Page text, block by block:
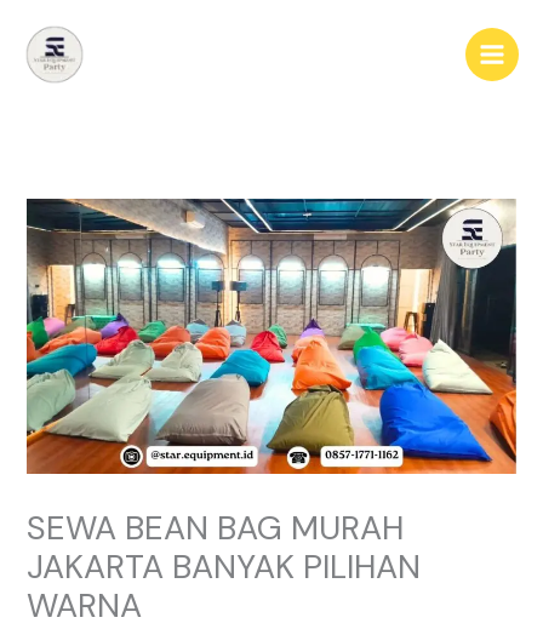
konten
SEWA BEAN BAG MURAH
JAKARTA BANYAK PILIHAN
WARNA